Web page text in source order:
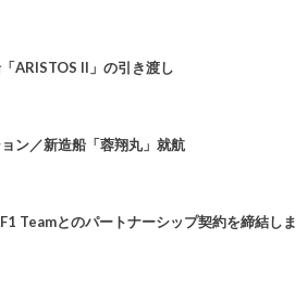
ARISTOS II」の引き渡し
ン／新造船「蓉翔丸」就航
Teamとのパートナーシップ契約を締結しま